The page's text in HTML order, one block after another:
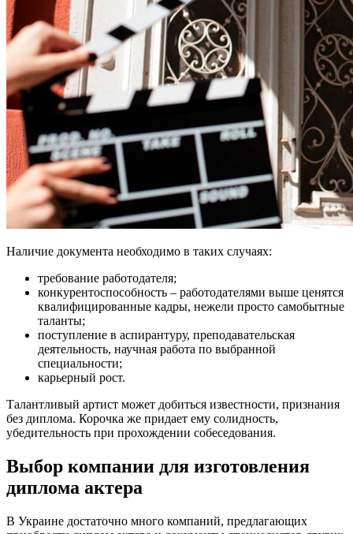
Наличие документа необходимо в таких случаях:
требование работодателя;
конкурентоспособность – работодателями выше ценятся
квалифицированные кадры, нежели просто самобытные
таланты;
поступление в аспирантуру, преподавательская
деятельность, научная работа по выбранной
специальности;
карьерный рост.
Талантливый артист может добиться известности, признания
без диплома. Корочка же придает ему солидность,
убедительность при прохождении собеседования.
Выбор компании для изготовления
диплома актера
В Украине достаточно много компаний, предлагающих